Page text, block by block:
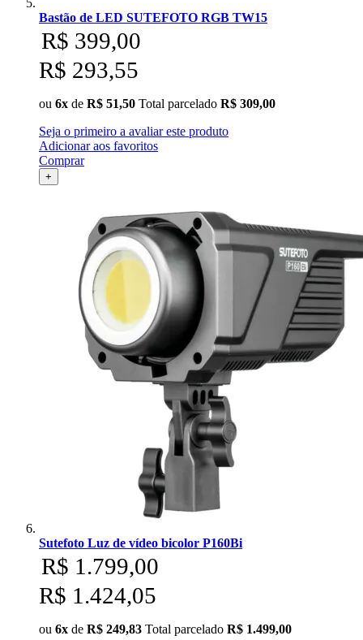
Bastão de LED SUTEFOTO RGB TW15
R$ 399,00
R$ 293,55
ou 6x de R$ 51,50 Total parcelado R$ 309,00
Seja o primeiro a avaliar este produto
Adicionar aos favoritos
Comprar
+
Sutefoto Luz de vídeo bicolor P160Bi
R$ 1.799,00
R$ 1.424,05
ou 6x de R$ 249,83 Total parcelado R$ 1.499,00